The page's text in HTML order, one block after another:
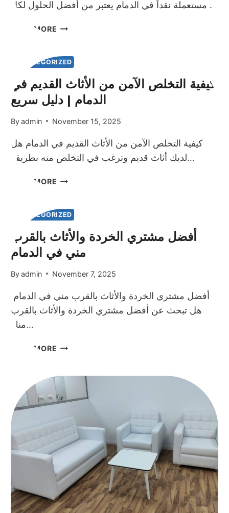
مستعملة نقداً في الدمام يعتبر من أفضل الحلول لكل…
READ MORE شراء
نقداً
الدمام
UNCATEGORIZED
كيفية التخلص الآمن من الأثاث القديم في
الدمام | دليل سريع
Byadmin November 15, 2025
كيفية التخلص الآمن من الأثاث القديم في الدمام هل
لديك أثاث قديم وترغب في التخلص منه بطريقة…
READ MORE كيفية
من
الأثاث
القديم
في
الدمام
|
سريع
UNCATEGORIZED
أفضل مشتري الخردة والأثاث بالقرب
مني في الدمام
Byadmin November 7, 2025
هل تبحث عن أفضل مشتري الخردة والأثاث بالقرب
منك…
READ MORE أفضل
والأثاث
بالقرب
مني
الدمام